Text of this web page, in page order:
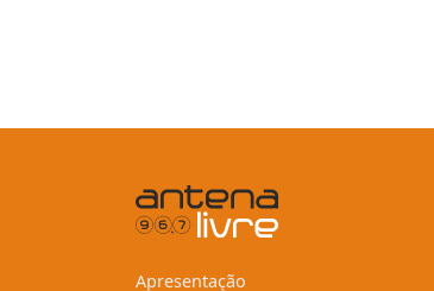
Apresentação